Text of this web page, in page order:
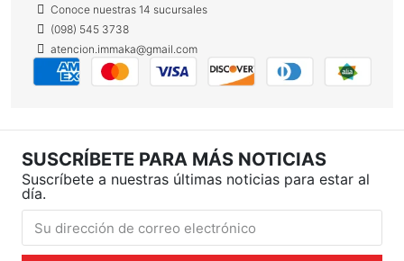
Conoce nuestras 14 sucursales
(098) 545 3738
atencion.immaka@gmail.com
SUSCRÍBETE PARA MÁS NOTICIAS
Suscríbete a nuestras últimas noticias para estar al
día.